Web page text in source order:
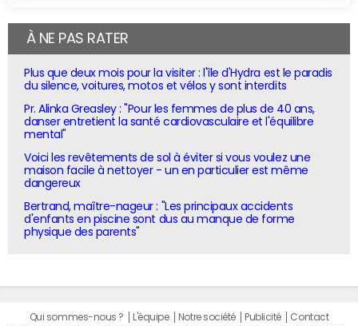
À NE PAS RATER
Plus que deux mois pour la visiter : l'île d'Hydra est le paradis
du silence, voitures, motos et vélos y sont interdits
Pr. Alinka Greasley : "Pour les femmes de plus de 40 ans,
danser entretient la santé cardiovasculaire et l'équilibre
mental"
Voici les revêtements de sol à éviter si vous voulez une
maison facile à nettoyer - un en particulier est même
dangereux
Bertrand, maître-nageur : "Les principaux accidents
d'enfants en piscine sont dus au manque de forme
physique des parents"
Qui sommes-nous ? L'équipe Notre société Publicité
Contact